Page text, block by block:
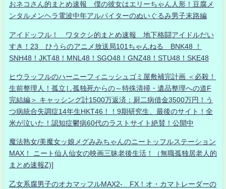
おネコさん的まとめ速報 僕の彼女はエリーちゃん人形！豆腐メ
ンタルメンヘラ電波中年アルバイターのぬいぐるみ男子末路編
アイドッフル！ ワタクシ的まとめ速報 地下格闘アイドルだい
すき！23 ひうらのアニメ放送局101ちゃんねる BNK48 ！
SNH48！JKT48！MNL48！SGO48！GNZ48！STU48！SKE48
ヒウラッフルのハーニーフィニッシュゴミ屋敷補完計画 ＜必殺！
生前整理人！孤立し孤独死からの～特殊清掃・遺品整理への道F
完結編＞ キャッシング計1500万返済：厨二病借金3500万円！う
つ病統合失調症14年生HKT46！！9期研究生、最後のサイト！全
米が泣いた！認知症鬱病60代のラストサイト絶賛！公開中
魔法熟女/美魔女ッ娘メグみみちゃんのニートッフルステーション
MAX！ ニート仙人仙女の映画三昧老後生活！（無職孤独居老人的
まとめ速報Z)]
乙女系腐男子のオカマッフルMAX2- FX！オ・カマトレーダーの